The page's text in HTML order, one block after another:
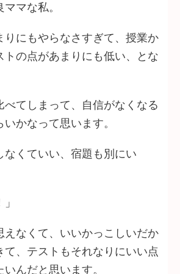
マな私。
りにもやらなさすぎて、授業か
トの点があまりにも低い、とな
べてしまって、自信がなくなる
かなって思います。
なくていい、宿題も別にい
えなくて、いいかっこしいだか
て、テストもそれなりにいい点
んだと思います。